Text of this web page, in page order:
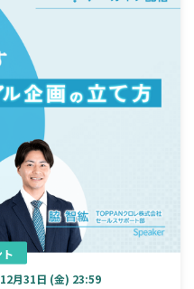
月31日 (金) 23:59